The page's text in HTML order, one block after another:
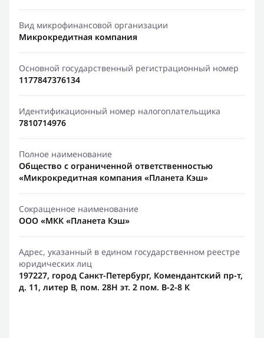
Вид микрофинансовой организации
Микрокредитная компания
Основной государственный регистрационный номер
1177847376134
Идентификационный номер налогоплательщика
7810714976
Полное наименование
Общество с ограниченной ответственностью
«Микрокредитная компания «Планета Кэш»
Сокращенное наименование
ООО «МКК «Планета Кэш»
Адрес, указанный в едином государственном реестре
юридических лиц
197227, город Санкт-Петербург, Комендантский пр-т,
д. 11, литер В, пом. 28Н эт. 2 пом. В-2-8 К